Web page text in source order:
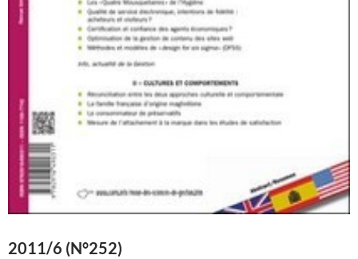
2011/6 (N°252)